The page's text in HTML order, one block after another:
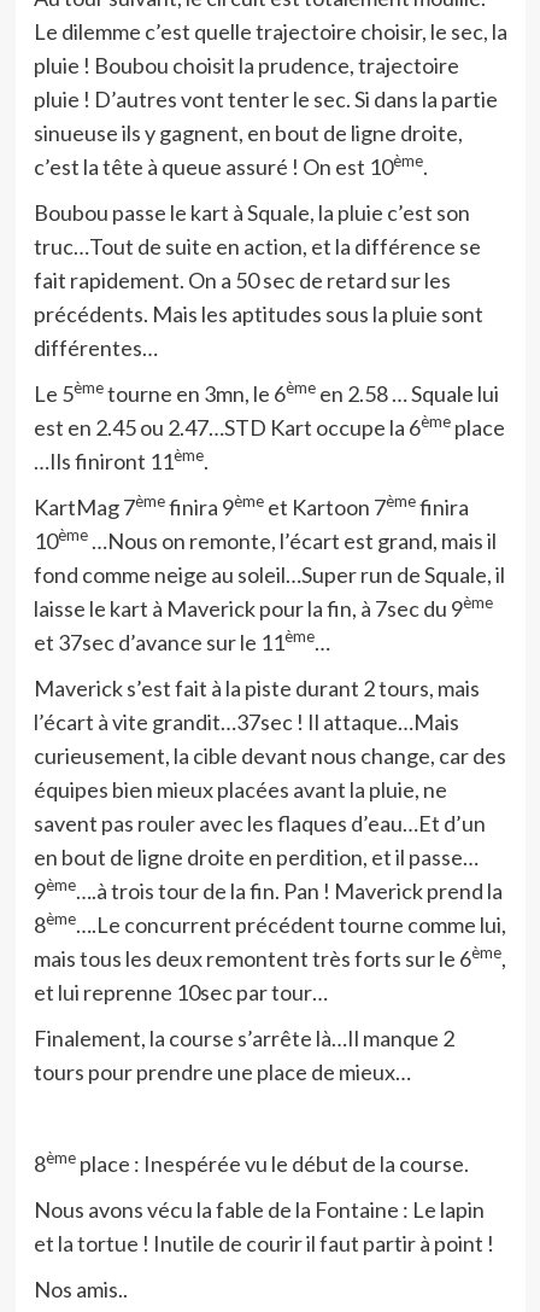
Le dilemme c’est quelle trajectoire choisir, le sec, la
pluie ! Boubou choisit la prudence, trajectoire
pluie ! D’autres vont tenter le sec. Si dans la partie
sinueuse ils y gagnent, en bout de ligne droite,
c’est la tête à queue assuré ! On est 10ème.
Boubou passe le kart à Squale, la pluie c’est son
truc…Tout de suite en action, et la différence se
fait rapidement. On a 50 sec de retard sur les
précédents. Mais les aptitudes sous la pluie sont
différentes…
Le 5èmetourne en 3mn, le 6èmeen 2.58 … Squale lui
est en 2.45 ou 2.47…STD Kart occupe la 6èmeplace
…Ils finiront 11ème.
KartMag 7èmefinira 9èmeet Kartoon 7èmefinira
10ème…Nous on remonte, l’écart est grand, mais il
fond comme neige au soleil…Super run de Squale, il
laisse le kart à Maverick pour la fin, à 7sec du 9ème
et 37sec d’avance sur le 11ème…
Maverick s’est fait à la piste durant 2 tours, mais
l’écart à vite grandit…37sec ! Il attaque…Mais
curieusement, la cible devant nous change, car des
équipes bien mieux placées avant la pluie, ne
savent pas rouler avec les flaques d’eau…Et d’un
en bout de ligne droite en perdition, et il passe…
9ème….à trois tour de la fin. Pan ! Maverick prend la
8ème….Le concurrent précédent tourne comme lui,
mais tous les deux remontent très forts sur le 6ème,
et lui reprenne 10sec par tour…
Finalement, la course s’arrête là…Il manque 2
tours pour prendre une place de mieux…
8èmeplace : Inespérée vu le début de la course.
Nous avons vécu la fable de la Fontaine : Le lapin
et la tortue ! Inutile de courir il faut partir à point !
Nos amis..